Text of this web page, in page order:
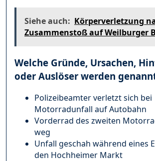
Siehe auch: Körperverletzung
Zusammenstoß auf Weilburger
Welche Gründe, Ursachen,
oder Auslöser werden
Polizeibeamter verletzt sich bei
Motorradunfall auf Autobahn
Vorderrad des zweiten
weg
Unfall geschah während eines
den Hochheimer Markt